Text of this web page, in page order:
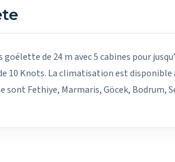
de 24 m avec 5 cabines pour
10 Knots. La climatisation est
Fethiye, Marmaris, Göcek, Bodrum,